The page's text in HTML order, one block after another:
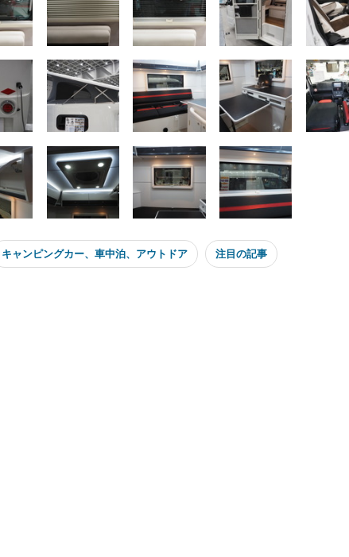
キャンピングカー、車中泊、アウトドア 注目の記事